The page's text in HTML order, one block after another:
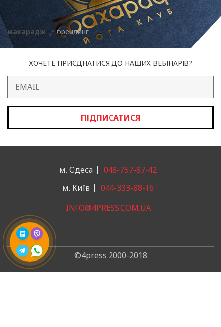
махарадж брендинг
ХОЧЕТЕ ПРИЄДНАТИСЯ ДО НАШИХ ВЕБІНАРІВ?
ПІДПИСАТИСЯ
м. Одеса
048-757-87-42
м. Київ
044-333-88-16
INFO@4PRESS.COM.UA
©4press 2000-2018